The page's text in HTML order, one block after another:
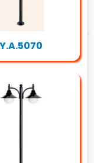
Y.A.5070